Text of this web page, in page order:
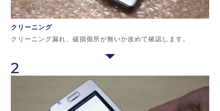
クリーニング
クリーニング漏れ、破損個所が無いか改めて確認します。
2